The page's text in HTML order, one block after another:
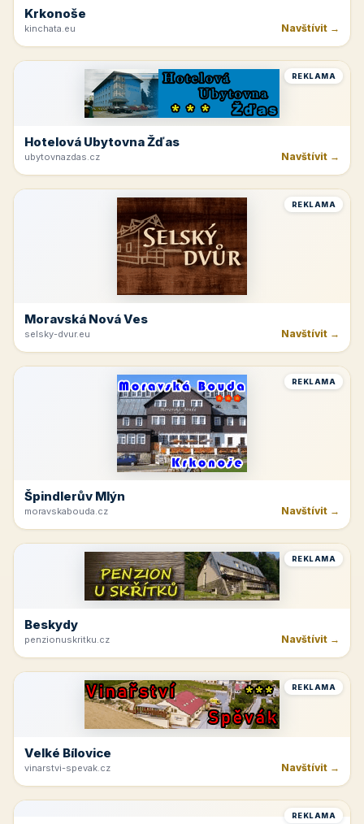
Krkonoše
kinchata.eu Navštívit →
REKLAMA
Hotelová Ubytovna Žďas
ubytovnazdas.cz Navštívit →
REKLAMA
Moravská Nová Ves
selsky-dvur.eu Navštívit →
REKLAMA
Špindlerův Mlýn
moravskabouda.cz Navštívit →
REKLAMA
Beskydy
penzionuskritku.cz Navštívit →
REKLAMA
Velké Bílovice
vinarstvi-spevak.cz Navštívit →
REKLAMA